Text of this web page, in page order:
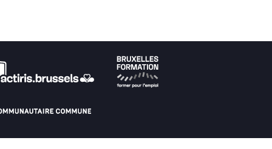
Par numéro